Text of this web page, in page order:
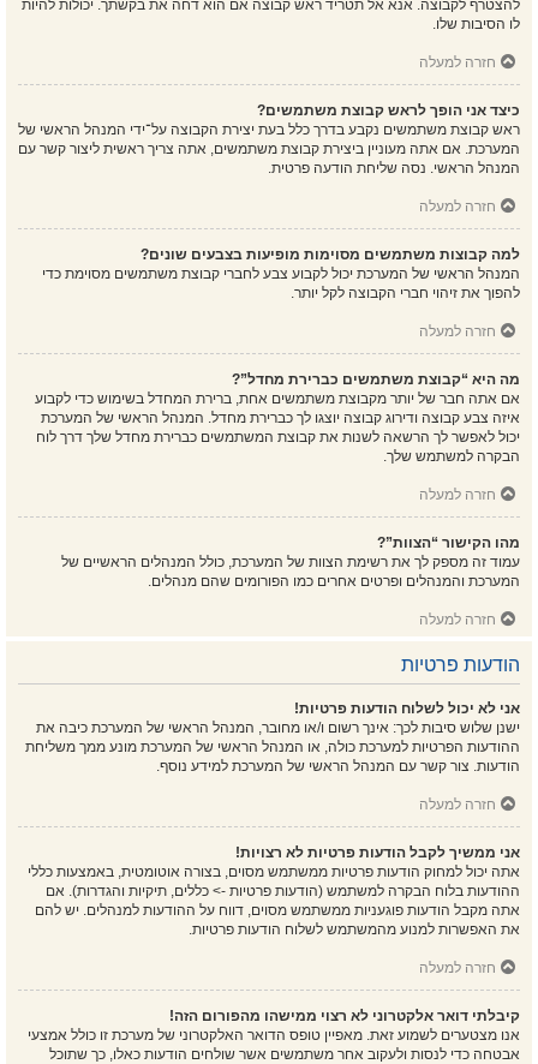
להצטרף לקבוצה. אנא אל תטריד ראש קבוצה אם הוא דחה את בקשתך. יכולות להיות
לו הסיבות שלו.
חזרה למעלה
כיצד אני הופך לראש קבוצת משתמשים?
ראש קבוצת משתמשים נקבע בדרך כלל בעת יצירת הקבוצה על־ידי המנהל הראשי של
המערכת. אם אתה מעוניין ביצירת קבוצת משתמשים, אתה צריך ראשית ליצור קשר עם
המנהל הראשי. נסה שליחת הודעה פרטית.
חזרה למעלה
למה קבוצות משתמשים מסוימות מופיעות בצבעים שונים?
המנהל הראשי של המערכת יכול לקבוע צבע לחברי קבוצת משתמשים מסוימת כדי
להפוך את זיהוי חברי הקבוצה לקל יותר.
חזרה למעלה
מה היא “קבוצת משתמשים כברירת מחדל”?
אם אתה חבר של יותר מקבוצת משתמשים אחת, ברירת המחדל בשימוש כדי לקבוע
איזה צבע קבוצה ודירוג קבוצה יוצגו לך כברירת מחדל. המנהל הראשי של המערכת
יכול לאפשר לך הרשאה לשנות את קבוצת המשתמשים כברירת מחדל שלך דרך לוח
הבקרה למשתמש שלך.
חזרה למעלה
מהו הקישור “הצוות”?
עמוד זה מספק לך את רשימת הצוות של המערכת, כולל המנהלים הראשיים של
המערכת והמנהלים ופרטים אחרים כמו הפורומים שהם מנהלים.
חזרה למעלה
הודעות פרטיות
אני לא יכול לשלוח הודעות פרטיות!
ישנן שלוש סיבות לכך: אינך רשום ו/או מחובר, המנהל הראשי של המערכת כיבה את
ההודעות הפרטיות למערכת כולה, או המנהל הראשי של המערכת מונע ממך משליחת
הודעות. צור קשר עם המנהל הראשי של המערכת למידע נוסף.
חזרה למעלה
אני ממשיך לקבל הודעות פרטיות לא רצויות!
אתה יכול למחוק הודעות פרטיות ממשתמש מסוים, בצורה אוטומטית, באמצעות כללי
ההודעות בלוח הבקרה למשתמש (הודעות פרטיות -> כללים, תיקיות והגדרות). אם
אתה מקבל הודעות פוגעניות ממשתמש מסוים, דווח על ההודעות למנהלים. יש להם
את האפשרות למנוע מהמשתמש לשלוח הודעות פרטיות.
חזרה למעלה
קיבלתי דואר אלקטרוני לא רצוי ממישהו מהפורום הזה!
אנו מצטערים לשמוע זאת. מאפיין טופס הדואר האלקטרוני של מערכת זו כולל אמצעי
אבטחה כדי לנסות ולעקוב אחר משתמשים אשר שולחים הודעות כאלו, כך שתוכל